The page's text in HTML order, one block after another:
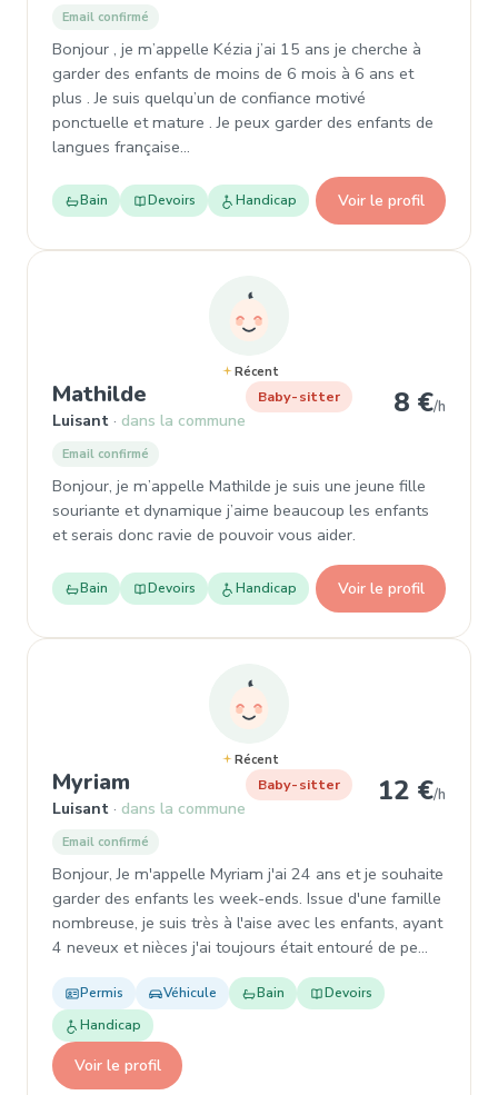
Email confirmé
Bonjour , je m’appelle Kézia j’ai 15 ans je cherche à
garder des enfants de moins de 6 mois à 6 ans et
plus . Je suis quelqu’un de confiance motivé
ponctuelle et mature . Je peux garder des enfants de
langues française…
Bain Devoirs Handicap Voir le profil
Récent
Mathilde , Garde d'enfant à Luisant
Luisant dans la commune
Baby-sitter 8 €/h
Email confirmé
Bonjour, je m’appelle Mathilde je suis une jeune fille
souriante et dynamique j’aime beaucoup les enfants
et serais donc ravie de pouvoir vous aider.
Bain Devoirs Handicap Voir le profil
Récent
Myriam , Garde d'enfant à Luisant
Luisant dans la commune
Baby-sitter 12 €/h
Email confirmé
Bonjour, Je m'appelle Myriam j'ai 24 ans et je souhaite
garder des enfants les week-ends. Issue d'une famille
nombreuse, je suis très à l'aise avec les enfants, ayant
4 neveux et nièces j'ai toujours était entouré de pe…
Permis Véhicule Bain
Devoirs
Handicap
Voir le profil